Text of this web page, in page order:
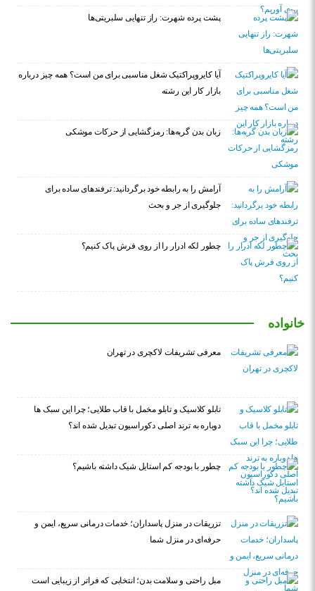
پشت پرده شهرت: راز تنهایی سلبریتی‌ها
آیا کایروپراکتیک شغل مناسبی برای من است؟ همه چیز درباره
بازار کار این رشته
زبان بدن گربه‌ها: رمزگشایی از حرکات موشکی
آرامش را به رابطه خود برگردانید: ترفندهای ساده برای
جلوگیری از جر و بحث
چطور لکه ادرار را از روی فرش پاک کنیم؟
خانواده
معرفی تشریفات لاکچری در تهران
تابلو کلاسیک و تابلو مخمل با قاب طلایی؛ چرا این سبک ها
دوباره به ترند اصلی دکوراسیون تبدیل شده اند؟
چطور با بودجه کم استایل شیک داشته باشیم؟
تزریقات در منزل پاسداران؛ خدمات درمانی سریع، ایمن و
حرفه‌ای در منزل شما
مبل راحتی و سلامت بدن؛ انتخابی که فراتر از زیبایی است